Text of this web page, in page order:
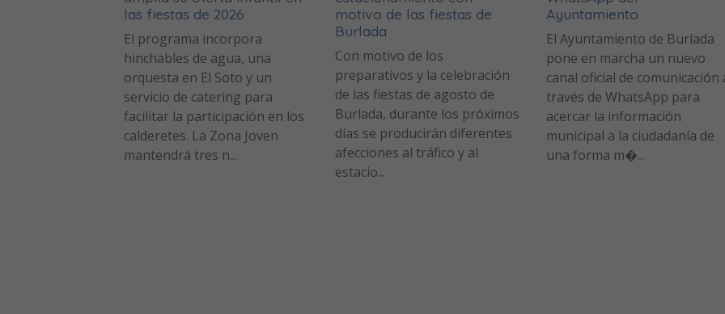
las fiestas de 2026
El programa incorpora
hinchables de agua, una
orquesta en El Soto y un
servicio de catering para
facilitar la participación en los
calderetes. La Zona Joven
mantendrá tres n...
motivo de las fiestas de
Burlada
Con motivo de los
preparativos y la celebración
de las fiestas de agosto de
Burlada, durante los próximos
días se producirán diferentes
afecciones al tráfico y al
estacio...
Ayuntamiento
El Ayuntamiento de Burlada
pone en marcha un nuevo
canal oficial de comunicación
través de WhatsApp para
acercar la información
municipal a la ciudadanía de
una forma m�...